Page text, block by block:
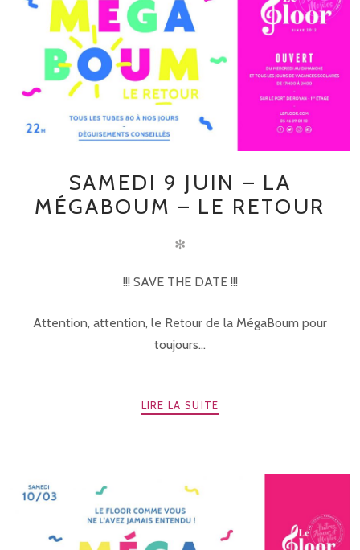
SAMEDI 9 JUIN – LA
MÉGABOUM – LE RETOUR
✻
!!! SAVE THE DATE !!!
Attention, attention, le Retour de la MégaBoum pour
toujours...
LIRE LA SUITE